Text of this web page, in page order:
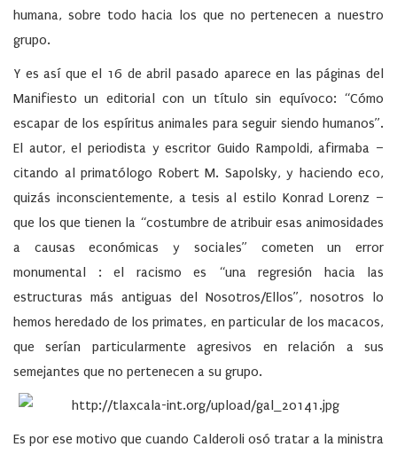
humana, sobre todo hacia los que no pertenecen a nuestro
grupo.
Y es así que el 16 de abril pasado aparece en las páginas del
Manifiesto un editorial con un título sin equívoco: “Cómo
escapar de los espíritus animales para seguir siendo humanos”.
El autor, el periodista y escritor Guido Rampoldi, afirmaba –
citando al primatólogo Robert M. Sapolsky, y haciendo eco,
quizás inconscientemente, a tesis al estilo Konrad Lorenz –
que los que tienen la “costumbre de atribuir esas animosidades
a causas económicas y sociales” cometen un error
monumental : el racismo es “una regresión hacia las
estructuras más antiguas del Nosotros/Ellos”, nosotros lo
hemos heredado de los primates, en particular de los macacos,
que serían particularmente agresivos en relación a sus
semejantes que no pertenecen a su grupo.
Es por ese motivo que cuando Calderoli osó tratar a la ministra